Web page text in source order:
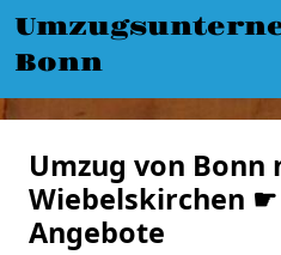
Bonn
Umzug von Bonn
Wiebelskirchen ☛
Angebote